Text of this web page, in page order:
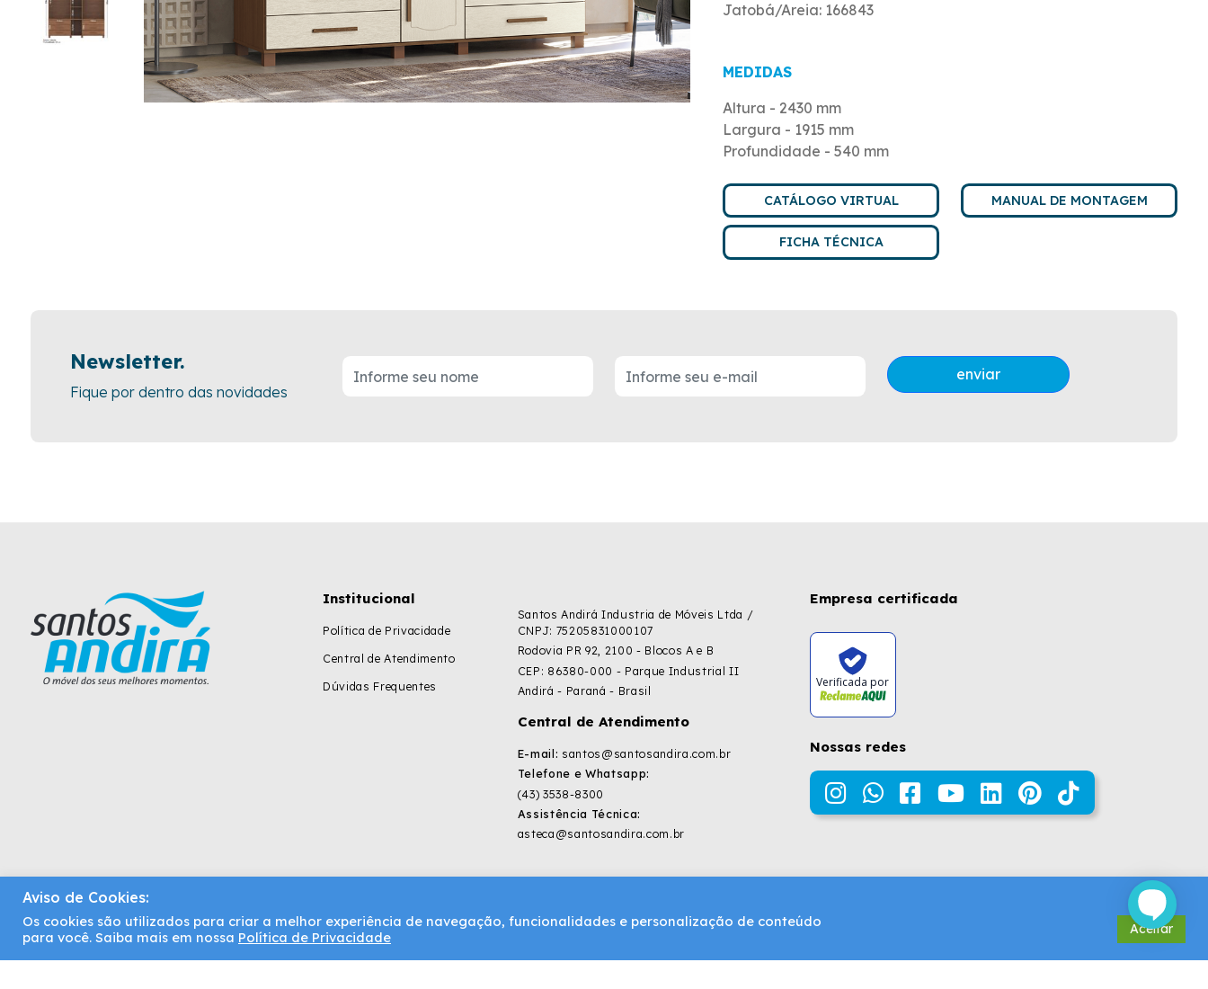
Jatobá/Areia: 166843
MEDIDAS
Altura - 2430 mm
Largura - 1915 mm
Profundidade - 540 mm
CATÁLOGO VIRTUAL MANUAL DE MONTAGEM
FICHA TÉCNICA
Newsletter.
Fique por dentro das novidades
enviar
Institucional
Política de Privacidade
Central de Atendimento
Dúvidas Frequentes
Santos Andirá Industria de Móveis Ltda /
CNPJ: 75205831000107
Rodovia PR 92, 2100 - Blocos A e B
CEP: 86380-000 - Parque Industrial II
Andirá - Paraná - Brasil
Central de Atendimento
E-mail: santos@santosandira.com.br
Telefone e Whatsapp:
(43) 3538-8300
Assistência Técnica:
asteca@santosandira.com.br
Empresa certificada
Verificada por
Nossas redes
Santos Andirá | Copyright © 2021. Todos os direitos reservados Design e Desenvolvimento porDROOPI
Aviso de Cookies:
Os cookies são utilizados para criar a melhor experiência de navegação, funcionalidades e personalização de conteúdo
para você. Saiba mais em nossa Política de Privacidade Aceitar